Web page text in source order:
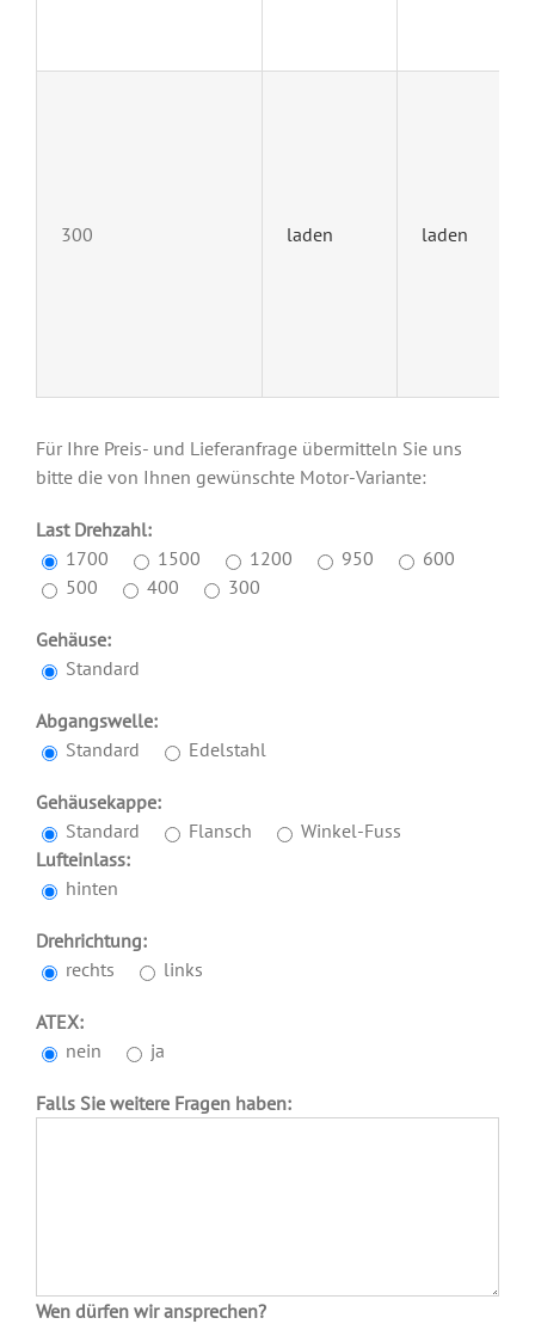
300 laden laden
Für Ihre Preis- und Lieferanfrage übermitteln Sie uns
bitte die von Ihnen gewünschte Motor-Variante:
Last Drehzahl:
1700
1500 1200 950
600
500
400 300
Gehäuse:
Standard
Abgangswelle:
Standard
Edelstahl
Gehäusekappe:
Standard
Flansch
Winkel-Fuss
Lufteinlass:
hinten
Drehrichtung:
rechts
links
ATEX:
nein
ja
Falls Sie weitere Fragen haben:
Wen dürfen wir ansprechen?